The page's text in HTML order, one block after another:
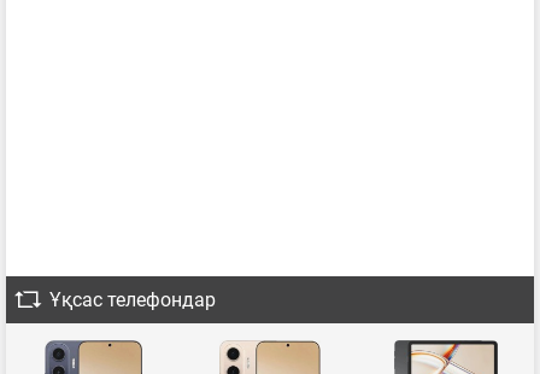
Ұқсас телефондар